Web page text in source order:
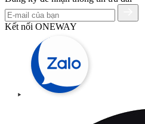
Kết nối ONEWAY